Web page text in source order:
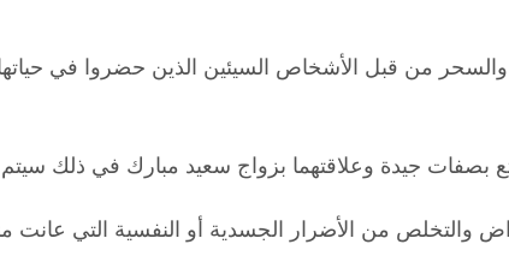
من قبل الأشخاص السيئين الذين حضروا في
جيدة وعلاقتهما بزواج سعيد مبارك في ذلك سيتم
والتخلص من الأضرار الجسدية أو النفسية التي